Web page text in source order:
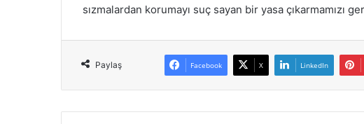
sızmalardan korumayı suç sayan bir yasa çıkarmamızı
Paylaş Facebook X LinkedIn